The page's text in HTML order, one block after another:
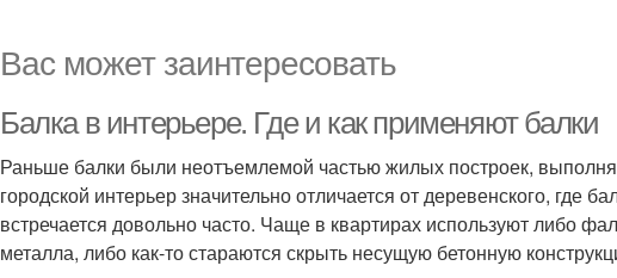
Вас может заинтересовать
Балка в интерьере. Где и как применяют балки
Раньше балки были неотъемлемой частью жилых построек,
городской интерьер значительно отличается от деревенского, где
встречается довольно часто. Чаще в квартирах используют либо
металла, либо как-то стараются скрыть несущую бетонную